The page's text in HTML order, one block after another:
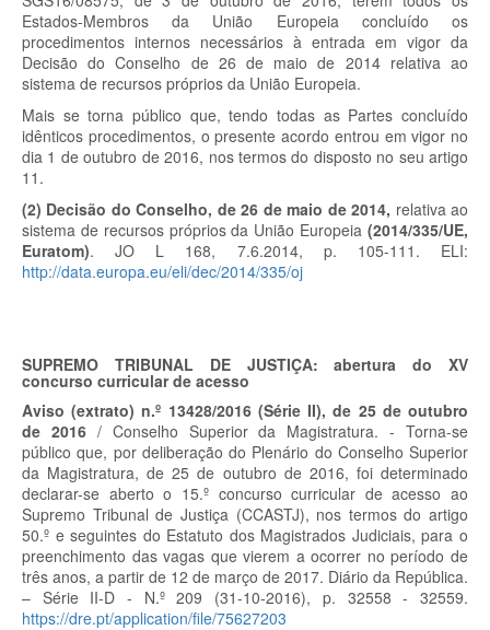
Estados-Membros da União Europeia concluído os
procedimentos internos necessários à entrada em vigor da
Decisão do Conselho de 26 de maio de 2014 relativa ao
sistema de recursos próprios da União Europeia.
Mais se torna público que, tendo todas as Partes concluído
idênticos procedimentos, o presente acordo entrou em vigor no
dia 1 de outubro de 2016, nos termos do disposto no seu artigo
11.
(2) Decisão do Conselho, de 26 de maio de 2014, relativa ao
sistema de recursos próprios da União Europeia (2014/335/UE,
Euratom). JO L 168, 7.6.2014, p. 105-111. ELI:
http://data.europa.eu/eli/dec/2014/335/oj
SUPREMO TRIBUNAL DE JUSTIÇA: abertura do XV
concurso curricular de acesso
Aviso (extrato) n.º 13428/2016 (Série II), de 25 de outubro
de 2016/ Conselho Superior da Magistratura. - Torna-se
público que, por deliberação do Plenário do Conselho Superior
da Magistratura, de 25 de outubro de 2016, foi determinado
declarar-se aberto o 15.º concurso curricular de acesso ao
Supremo Tribunal de Justiça (CCASTJ), nos termos do artigo
50.º e seguintes do Estatuto dos Magistrados Judiciais, para o
preenchimento das vagas que vierem a ocorrer no período de
três anos, a partir de 12 de março de 2017. Diário da República.
– Série II-D - N.º 209 (31-10-2016), p. 32558 - 32559.
https://dre.pt/application/file/75627203